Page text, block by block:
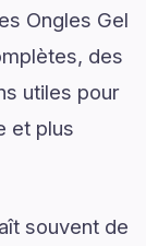
Ongles Gel
des
utiles pour
et plus
souvent de